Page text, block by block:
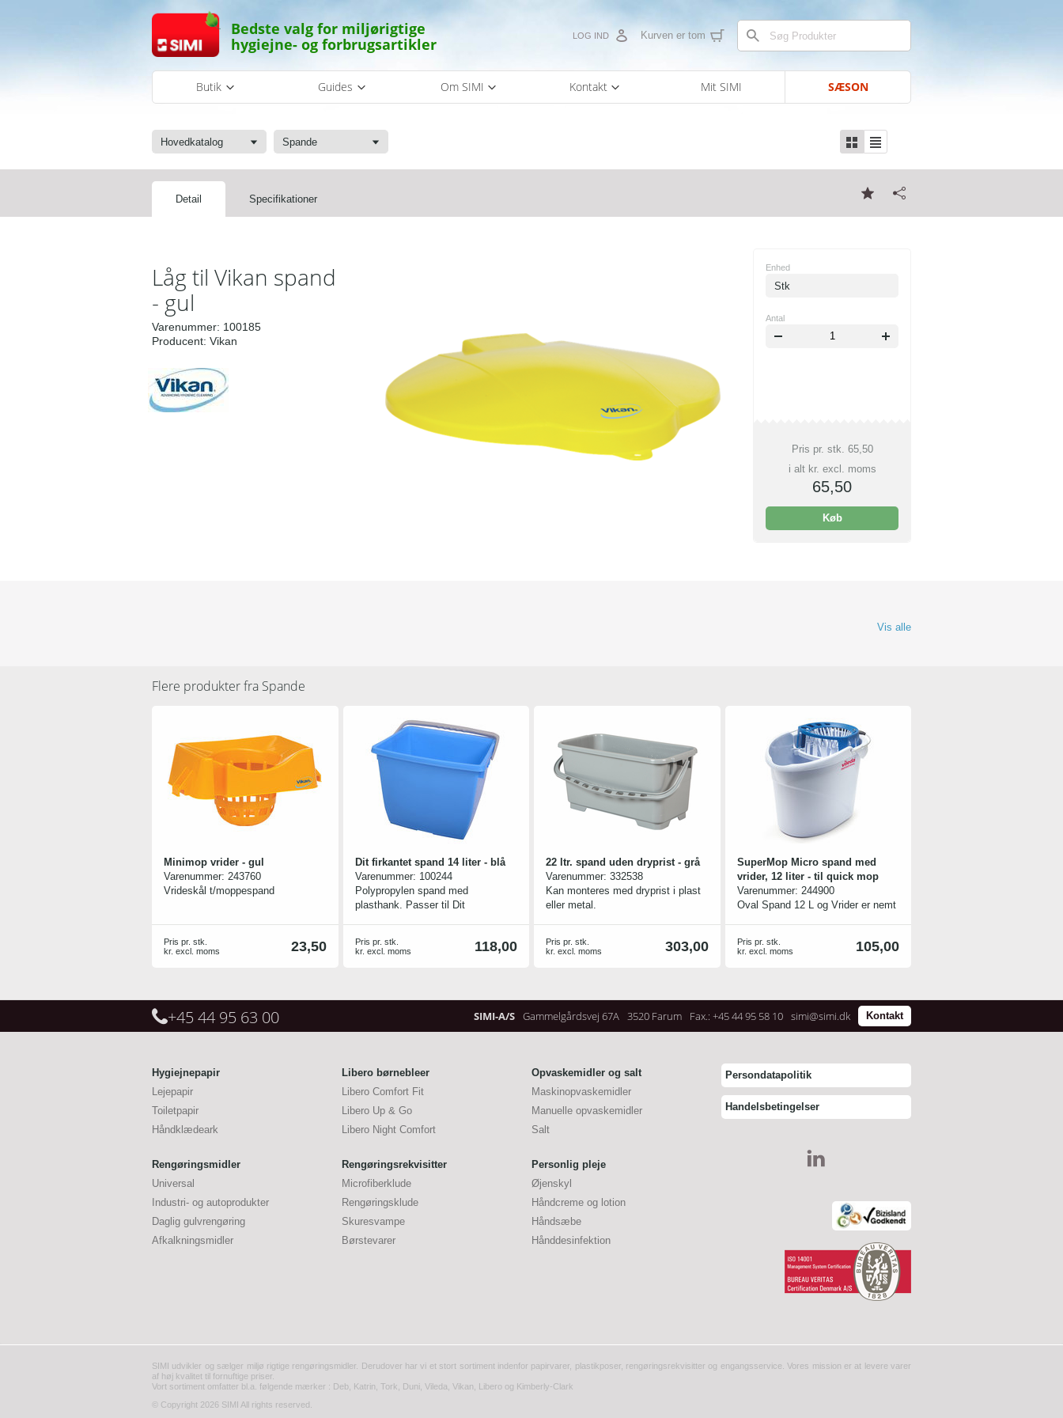
Bedste valg for miljørigtige
hygiejne- og forbrugsartikler
Kurven er tom
LOG IND
Butik Guides Om SIMI Kontakt Mit SIMI SÆSON
Hovedkatalog Spande
Detail Specifikationer
Låg til Vikan spand
- gul
Varenummer: 100185
Producent: Vikan
Enhed
Stk
Antal
Pris pr. stk. 65,50
i alt kr. excl. moms
65,50
Køb
Vis alle
Flere produkter fra Spande
Minimop vrider - gul
Varenummer: 243760
Vrideskål t/moppespand
23,50
Pris pr. stk.
kr. excl. moms
Dit firkantet spand 14 liter - blå
Varenummer: 100244
Polypropylen spand med
plasthank. Passer til Dit
118,00
Pris pr. stk.
kr. excl. moms
22 ltr. spand uden dryprist - grå
Varenummer: 332538
Kan monteres med dryprist i plast
eller metal.
303,00
Pris pr. stk.
kr. excl. moms
SuperMop Micro spand med
vrider, 12 liter - til quick mop
Varenummer: 244900
Oval Spand 12 L og Vrider er nemt
effektivt.
105,00
Pris pr. stk.
kr. excl. moms
+45 44 95 63 00 Kontakt
simi@simi.dk
Fax.: +45 44 95 58 10
3520 Farum
Gammelgårdsvej 67A
SIMI-A/S
Hygiejnepapir
Lejepapir
Toiletpapir
Håndklædeark
Libero børnebleer
Libero Comfort Fit
Libero Up & Go
Libero Night Comfort
Opvaskemidler og salt
Maskinopvaskemidler
Manuelle opvaskemidler
Salt
Rengøringsmidler
Universal
Industri- og autoprodukter
Daglig gulvrengøring
Afkalkningsmidler
Rengøringsrekvisitter
Microfiberklude
Rengøringsklude
Skuresvampe
Børstevarer
Personlig pleje
Øjenskyl
Håndcreme og lotion
Håndsæbe
Hånddesinfektion
Persondatapolitik
Handelsbetingelser
SIMI udvikler og sælger miljø rigtige rengøringsmidler. Derudover har vi et stort sortiment indenfor papirvarer, plastikposer, rengøringsrekvisitter og engangsservice. Vores mission er at levere varer
af høj kvalitet til fornuftige priser.
Vort sortiment omfatter bl.a. følgende mærker : Deb, Katrin, Tork, Duni, Vileda, Vikan, Libero og Kimberly-Clark
© Copyright 2026 SIMI All rights reserved.